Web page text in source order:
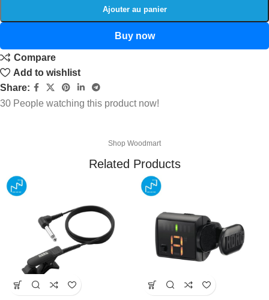
Ajouter au panier
Buy now
Compare
Add to wishlist
Share:
30 People watching this product now!
Shop Woodmart
Related Products